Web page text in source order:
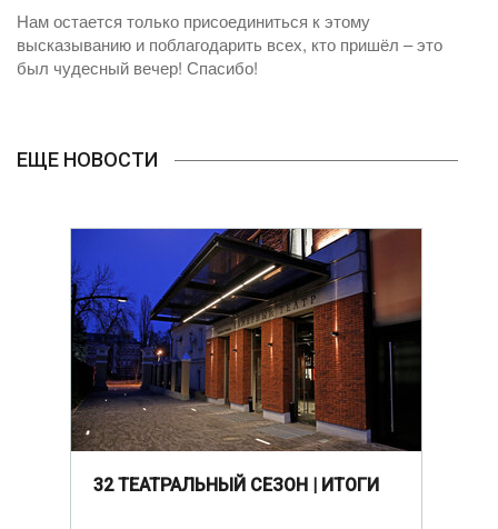
Нам остается только присоединиться к этому
высказыванию и поблагодарить всех, кто пришёл – это
был чудесный вечер! Спасибо!
ЕЩЕ НОВОСТИ
32 ТЕАТРАЛЬНЫЙ СЕЗОН | ИТОГИ